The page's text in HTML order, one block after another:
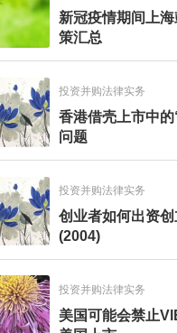
新冠疫情期间上
策汇总
投资并购法律实务
香港借壳上市中的
问题
投资并购法律实务
创业者如何出资创
(2004)
投资并购法律实务
美国可能会禁止